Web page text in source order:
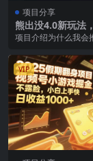
项目分享
熊出没4.0新玩法
无限撸奖励，新手
项目介绍为什么我会
和电影在快要过来的
VIP